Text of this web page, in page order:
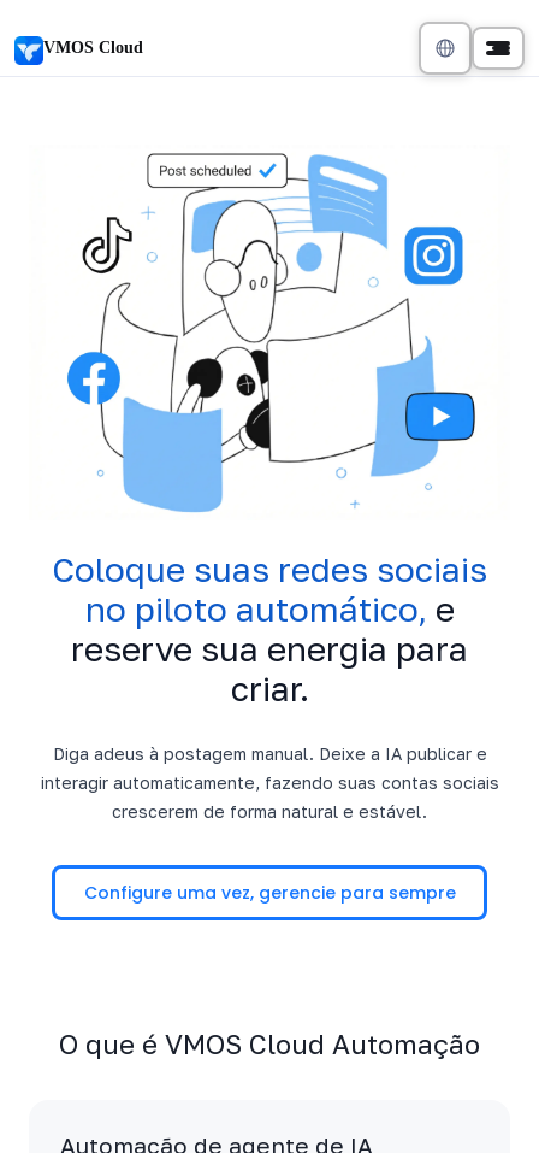
VMOS Cloud
Coloque suas redes sociais
no piloto automático, e
reserve sua energia para
criar.
Diga adeus à postagem manual. Deixe a IA publicar e
interagir automaticamente, fazendo suas contas sociais
crescerem de forma natural e estável.
Configure uma vez, gerencie para sempre
O que é VMOS Cloud Automação
Automação de agente de IA